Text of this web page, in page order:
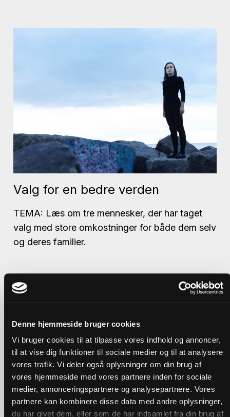
Denne hjemmeside bruger cookies
Vi bruger cookies til at tilpasse vores indhold og annoncer,
til at vise dig funktioner til sociale medier og til at analysere
vores trafik. Vi deler også oplysninger om din brug af
vores hjemmeside med vores partnere inden for sociale
medier, annonceringspartnere og analysepartnere. Vores
partnere kan kombinere disse data med andre oplysninger,
du har givet dem, eller som de har indsamlet fra din brug af
Valg for en bedre verden
TEMA: Læs om tre mennesker, der har taget
valg med store omkostninger for både dem selv
og deres familier.